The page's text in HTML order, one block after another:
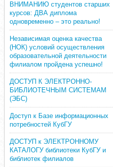
ВНИМАНИЮ студентов старших
курсов: ДВА диплома
одновременно – это реально!
Независимая оценка качества
(НОК) условий осуществления
образовательной деятельности
филиалом пройдена успешно!
ДОСТУП К ЭЛЕКТРОННО-
БИБЛИОТЕЧНЫМ СИСТЕМАМ
(ЭБС)
Доступ к Базе информационных
потребностей КубГУ
ДОСТУП к ЭЛЕКТРОННОМУ
КАТАЛОГУ библиотеки КубГУ и
библиотек филиалов